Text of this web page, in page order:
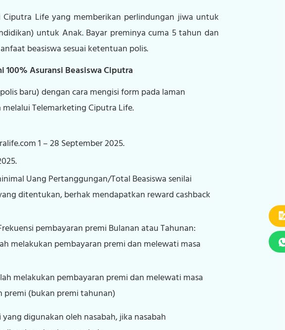
Life yang memberikan perlindungan jiwa untuk
untuk Anak. Bayar preminya cuma 5 tahun dan
beasiswa sesuai ketentuan polis.
100% Asuransi Beasiswa Ciputra
baru) dengan cara mengisi form pada laman
Telemarketing Ciputra Life.
1 – 28 September 2025.
Uang Pertanggungan/Total Beasiswa senilai
ditentukan, berhak mendapatkan reward cashback
pembayaran premi Bulanan atau Tahunan:
melakukan pembayaran premi dan melewati masa
melakukan pembayaran premi dan melewati masa
premi (bukan premi tahunan)
digunakan oleh nasabah, jika nasabah